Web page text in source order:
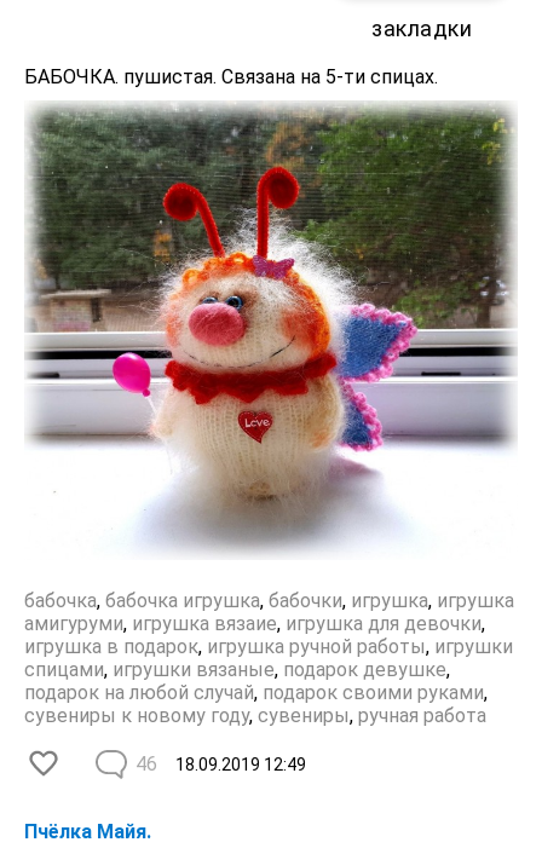
закладки
БАБОЧКА. пушистая. Связана на 5-ти спицах.
бабочка, бабочка игрушка, бабочки, игрушка, игрушка
амигуруми, игрушка вязаие, игрушка для девочки,
игрушка в подарок, игрушка ручной работы, игрушки
спицами, игрушки вязаные, подарок девушке,
подарок на любой случай, подарок своими руками,
сувениры к новому году, сувениры, ручная работа
18.09.2019 12:49
46
Пчёлка Майя.